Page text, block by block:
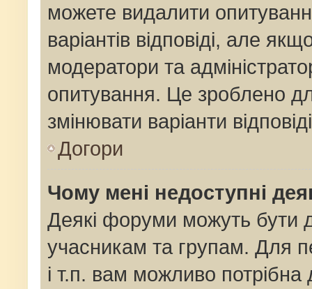
можете видалити
варіантів відповіді, але
модератори та
опитування. Це зроблено
змінювати варіанти
Догори
Чому мені недоступні
Деякі форуми можуть бути
учасникам та групам. Для
і т.п. вам можливо